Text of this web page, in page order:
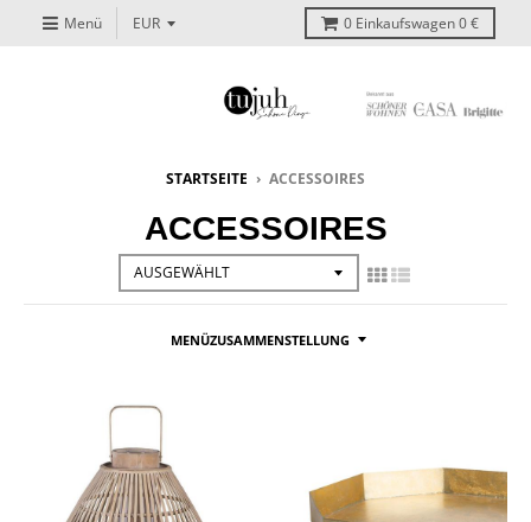
Menü 0 Einkaufswagen0 €
STARTSEITE › ACCESSOIRES
ACCESSOIRES
MENÜZUSAMMENSTELLUNG